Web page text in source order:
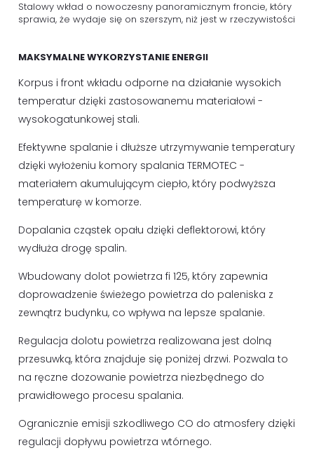
Stalowy wkład o nowoczesny panoramicznym froncie, który
sprawia, że wydaje się on szerszym, niż jest w rzeczywistości
MAKSYMALNE WYKORZYSTANIE ENERGII
Korpus i front wkładu odporne na działanie wysokich
temperatur dzięki zastosowanemu materiałowi -
wysokogatunkowej stali.
Efektywne spalanie i dłuższe utrzymywanie temperatury
dzięki wyłożeniu komory spalania TERMOTEC -
materiałem akumulującym ciepło, który podwyższa
temperaturę w komorze.
Dopalania cząstek opału dzięki deflektorowi, który
wydłuża drogę spalin.
Wbudowany dolot powietrza fi 125, który zapewnia
doprowadzenie świeżego powietrza do paleniska z
zewnątrz budynku, co wpływa na lepsze spalanie.
Regulacja dolotu powietrza realizowana jest dolną
przesuwką, która znajduje się poniżej drzwi. Pozwala to
na ręczne dozowanie powietrza niezbędnego do
prawidłowego procesu spalania.
Ogranicznie emisji szkodliwego CO do atmosfery dzięki
regulacji dopływu powietrza wtórnego.